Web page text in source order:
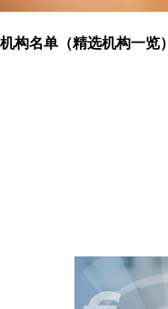
构名单（精选机构一览）